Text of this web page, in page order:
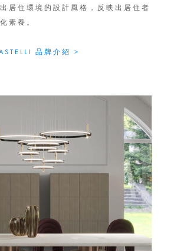
居住環境的設計風格，反映出居住者
素養。
品牌介紹 >